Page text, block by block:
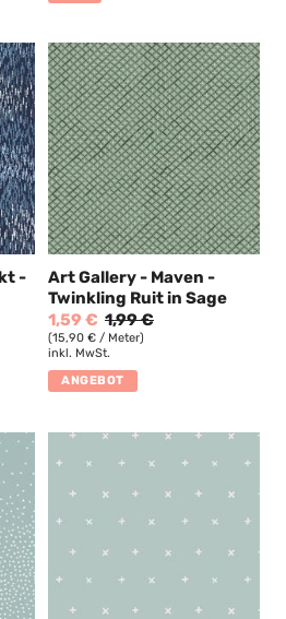
-
Art Gallery - Maven -
Twinkling Ruit in Sage
1,59 € 1,99 €
(15,90 € / Meter)
inkl. MwSt.
ANGEBOT